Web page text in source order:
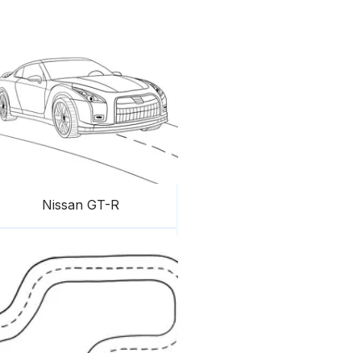
Nissan GT-R